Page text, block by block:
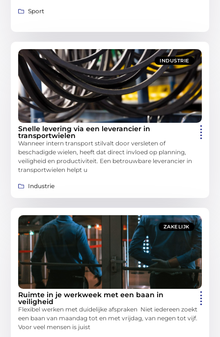
Sport
INDUSTRIE
Snelle levering via een leverancier in
transportwielen
Wanneer intern transport stilvalt door versleten of
beschadigde wielen, heeft dat direct invloed op planning,
veiligheid en productiviteit. Een betrouwbare leverancier in
transportwielen helpt u
Industrie
ZAKELIJK
Ruimte in je werkweek met een baan in
veiligheid
Flexibel werken met duidelijke afspraken Niet iedereen zoekt
een baan van maandag tot en met vrijdag, van negen tot vijf.
Voor veel mensen is juist